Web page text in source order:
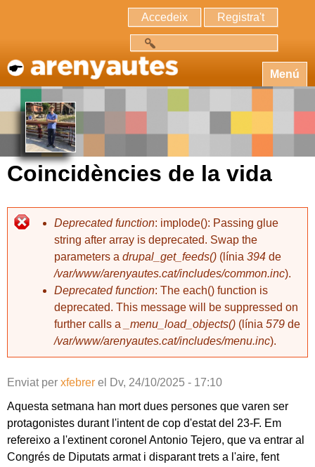
Accedeix Registra't
Menú
Coincidències de la vida
Deprecated function: implode(): Passing glue
string after array is deprecated. Swap the
parameters a drupal_get_feeds() (línia 394 de
/var/www/arenyautes.cat/includes/common.inc).
Deprecated function: The each() function is
deprecated. This message will be suppressed on
further calls a
_menu_load_objects() (línia 579 de
/var/www/arenyautes.cat/includes/menu.inc).
Enviat per xfebrer el
Dv, 24/10/2025 - 17:10
Aquesta setmana han mort dues persones que varen ser
protagonistes durant l'intent de cop d'estat del 23-F. Em
refereixo a l'extinent coronel Antonio Tejero, que va entrar al
Congrés de Diputats armat i disparant trets a l'aire, fent